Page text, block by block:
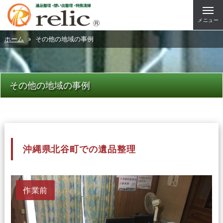
メニュー
ホーム » その他の地域の事例
その他の地域の事例
沖縄県北谷町での遺品整理
作業前